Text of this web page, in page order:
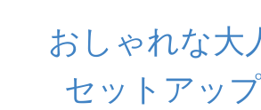
おしゃれな大
セットアッ